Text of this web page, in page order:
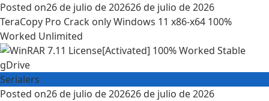
Posted on26 de julio de 202626 de julio de 2026
TeraCopy Pro Crack only Windows 11 x86-x64 100%
Worked Unlimited
Serialers
Posted on26 de julio de 202626 de julio de 2026